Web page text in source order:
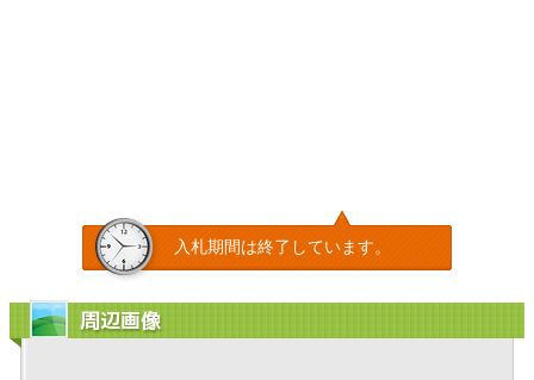
入札期間は終了しています。
周辺画像